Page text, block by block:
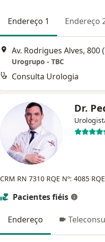
Endereço 1 Endereço
Urogrupo - TBC
Consulta Urologia
Dr.
CRM RN 7310 RQE Nº: 4085
Pacientes fiéis
Endereço